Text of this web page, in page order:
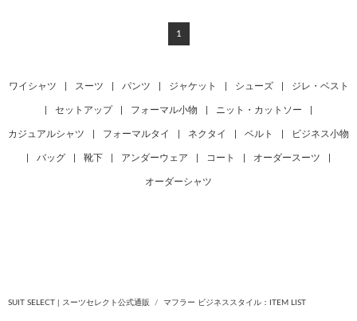
1
ワイシャツ スーツ パンツ ジャケット シューズ ジレ・ベスト
セットアップ フォーマル小物 ニット・カットソー
カジュアルシャツ フォーマルタイ ネクタイ ベルト ビジネス小物
バッグ 靴下 アンダーウェア コート オーダースーツ
オーダーシャツ
SUIT SELECT | スーツセレクト公式通販 マフラー ビジネススタイル：ITEM LIST